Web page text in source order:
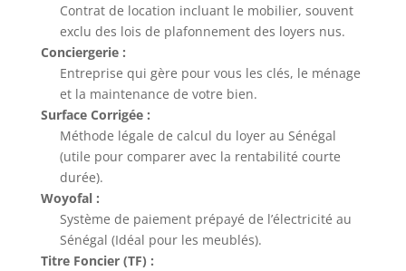
Contrat de location incluant le mobilier, souvent
exclu des lois de plafonnement des loyers nus.
Conciergerie :
Entreprise qui gère pour vous les clés, le ménage
et la maintenance de votre bien.
Surface Corrigée :
Méthode légale de calcul du loyer au Sénégal
(utile pour comparer avec la rentabilité courte
durée).
Woyofal :
Système de paiement prépayé de l’électricité au
Sénégal (Idéal pour les meublés).
Titre Foncier (TF) :